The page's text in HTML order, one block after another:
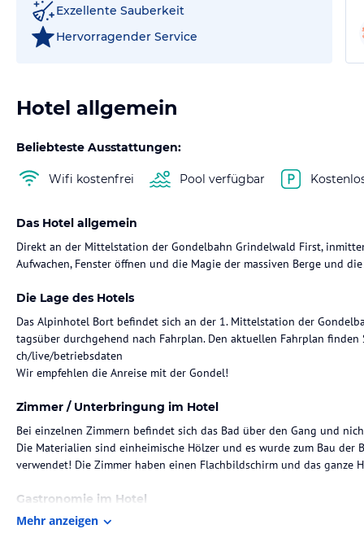
Exzellente Sauberkeit
Hervorragender Service
Hotel allgemein
Beliebteste Ausstattungen:
Wifi kostenfrei Pool verfügbar
Das Hotel allgemein
Direkt an der Mittelstation der Gondelbahn Grindelwald First,
Aufwachen, Fenster öffnen und die Magie der massiven Berge und
Die Lage des Hotels
Das Alpinhotel Bort befindet sich an der 1. Mittelstation der
tagsüber durchgehend nach Fahrplan. Den aktuellen Fahrplan
ch/live/betriebsdaten
Wir empfehlen die Anreise mit der Gondel!
Zimmer / Unterbringung im Hotel
Bei einzelnen Zimmern befindet sich das Bad über den Gang und
Die Materialien sind einheimische Hölzer und es wurde zum Bau
verwendet! Die Zimmer haben einen Flachbildschirm und das ganze
Gastronomie im Hotel
Restaurant:
Mehr anzeigen